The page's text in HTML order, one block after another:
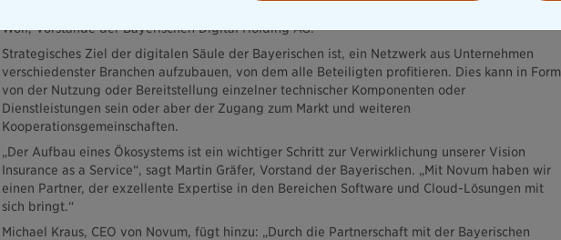
Wolf, Vorstände der Bayerischen Digital Holding AG.
Strategisches Ziel der digitalen Säule der Bayerischen ist, ein Netzwerk aus Unternehmen
verschiedenster Branchen aufzubauen, von dem alle Beteiligten profitieren. Dies kann in Form
von der Nutzung oder Bereitstellung einzelner technischer Komponenten oder
Dienstleistungen sein oder aber der Zugang zum Markt und weiteren
Kooperationsgemeinschaften.
„Der Aufbau eines Ökosystems ist ein wichtiger Schritt zur Verwirklichung unserer Vision
Insurance as a Service“, sagt Martin Gräfer, Vorstand der Bayerischen. „Mit Novum haben wir
einen Partner, der exzellente Expertise in den Bereichen Software und Cloud-Lösungen mit
sich bringt.“
Michael Kraus, CEO von Novum, fügt hinzu: „Durch die Partnerschaft mit der Bayerischen